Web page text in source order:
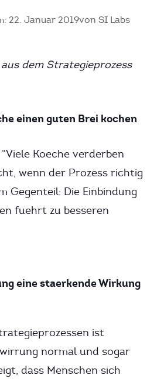
22. Januar 2019von SI Labs
aus dem Strategieprozess
einen guten Brei kochen
Koeche verderben
wenn der Prozess richtig
Gegenteil: Die Einbindung
fuehrt zu besseren
eine staerkende Wirkung
ist
normal und sogar
dass Menschen sich